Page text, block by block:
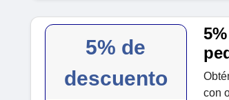
5% de
descuento
con